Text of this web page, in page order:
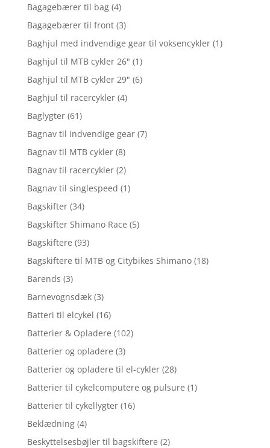
Bagagebærer til bag (4)
Bagagebærer til front (3)
Baghjul med indvendige gear til voksencykler (1)
Baghjul til MTB cykler 26" (1)
Baghjul til MTB cykler 29" (6)
Baghjul til racercykler (4)
Baglygter (61)
Bagnav til indvendige gear (7)
Bagnav til MTB cykler (8)
Bagnav til racercykler (2)
Bagnav til singlespeed (1)
Bagskifter (34)
Bagskifter Shimano Race (5)
Bagskiftere (93)
Bagskiftere til MTB og Citybikes Shimano (18)
Barends (3)
Barnevognsdæk (3)
Batteri til elcykel (16)
Batterier & Opladere (102)
Batterier og opladere (3)
Batterier og opladere til el-cykler (28)
Batterier til cykelcomputere og pulsure (1)
Batterier til cykellygter (16)
Beklædning (4)
Beskyttelsesbøjler til bagskiftere (2)